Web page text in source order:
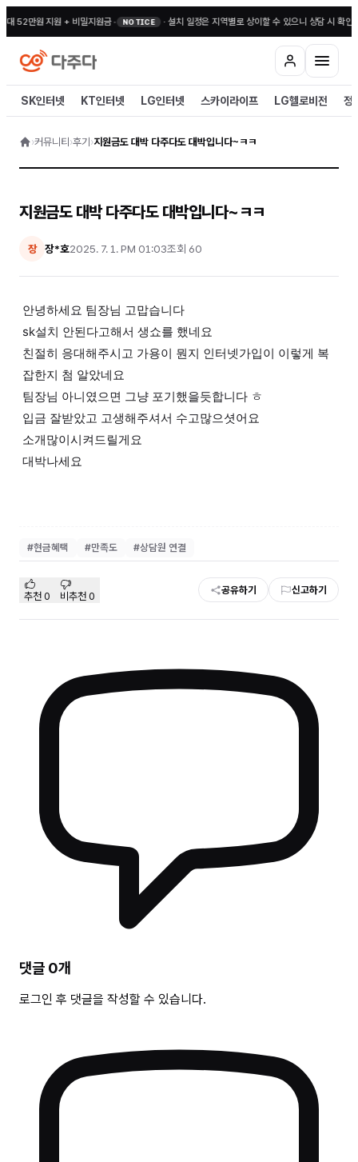
52만원 지원 + 비밀지원금• NOTICE · 설치 일정은 지역별로 상이할 수 있으니 상담 시 확인해
SK인터넷 KT인터넷 LG인터넷 스카이라이프 LG헬로비전 정
›커뮤니티 ›후기 ›지원금도 대박 다주다도 대박입니다~ㅋㅋ
지원금도 대박 다주다도 대박입니다~ㅋㅋ
장 장*호2025. 7. 1. PM 01:03조회 60
안녕하세요 팀장님 고맙습니다
sk설치 안된다고해서 생쇼를 했네요
친절히 응대해주시고 가용이 뭔지 인터넷가입이 이렇게 복
잡한지 첨 알았네요
팀장님 아니였으면 그냥 포기했을듯합니다 ㅎ
입금 잘받았고 고생해주셔서 수고많으셧어요
소개많이시켜드릴게요
대박나세요
#현금혜택 #만족도 #상담원 연결
추천 0 비추천 0 공유하기 신고하기
댓글 0개
로그인 후 댓글을 작성할 수 있습니다.